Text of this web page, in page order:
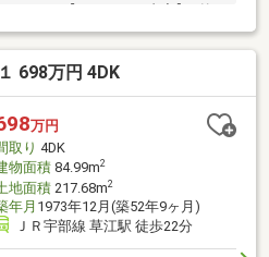
装、庭木伐採●内装工事水廻り
重張り、クロス張替え、建具ク
ス交換、照明LED交換【おすす
施工後5年間保証・返済額や融資
わせてご提案。住宅ローンが初
さい【周辺施設】・セブンイレ
698万円 4DK
万円
取り 4DK
物面積84.99m2
地面積217.68m2
年月 1973年12月(築52年9ヶ月)
ＪＲ宇部線 草江駅 徒歩22分